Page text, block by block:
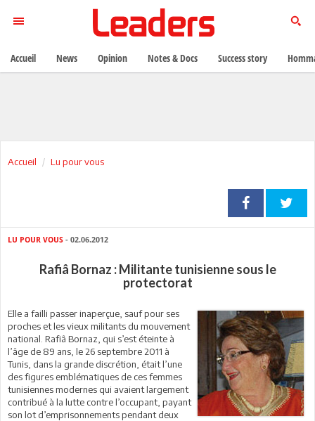
Accueil Lu pour vous
LU POUR VOUS - 02.06.2012
Rafiâ Bornaz : Militante tunisienne sous le
protectorat
Elle a failli passer inaperçue, sauf pour ses
proches et les vieux militants du mouvement
national. Rafiâ Bornaz, qui s’est éteinte à
l’âge de 89 ans, le 26 septembre 2011 à
Tunis, dans la grande discrétion, était l’une
des figures emblématiques de ces femmes
tunisiennes modernes qui avaient largement
contribué à la lutte contre l’occupant, payant
son lot d’emprisonnements pendant deux
Accueil News Opinion Notes & Docs Success story